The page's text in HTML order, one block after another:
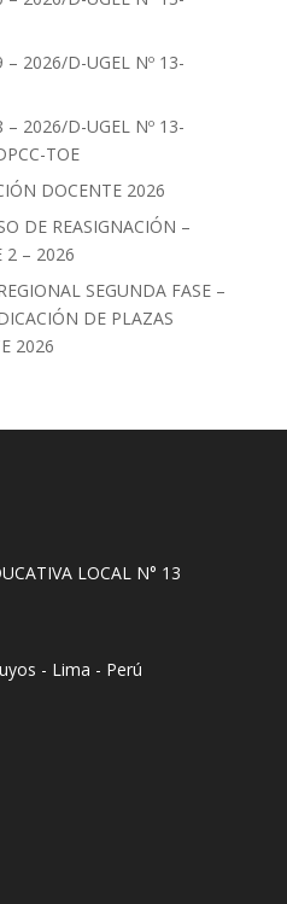
– 2026/D-UGEL Nº 13-
– 2026/D-UGEL Nº 13-
TOE
DOCENTE 2026
DE REASIGNACIÓN –
2 – 2026
SEGUNDA FASE –
DE PLAZAS
2026
LOCAL N° 13
- Lima - Perú